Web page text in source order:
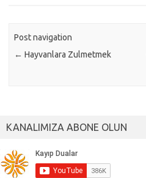
Post navigation
← Hayvanlara Zulmetmek
KANALIMIZA ABONE OLUN